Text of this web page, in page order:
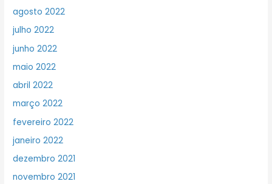
agosto 2022
julho 2022
junho 2022
maio 2022
abril 2022
março 2022
fevereiro 2022
janeiro 2022
dezembro 2021
novembro 2021